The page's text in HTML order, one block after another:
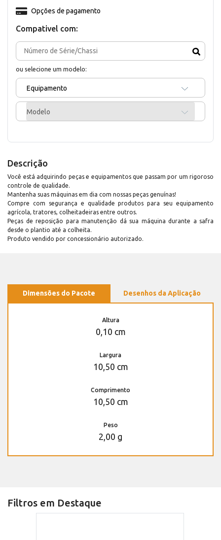
Compativel com:
ou selecione um modelo:
Equipamento
Modelo
Opções de pagamento
Descrição
Você está adquirindo peças e equipamentos que passam por um rigoroso
controle de qualidade.
Mantenha suas máquinas em dia com nossas peças genuínas!
Compre com segurança e qualidade produtos para seu equipamento
agrícola, tratores, colheitadeiras entre outros.
Peças de reposição para manutenção dá sua máquina durante a safra
desde o plantio até a colheita.
Produto vendido por concessionário autorizado.
Dimensões do Pacote Desenhos da Aplicação
Altura
0,10 cm
Largura
10,50 cm
Comprimento
10,50 cm
Peso
2,00 g
Filtros em Destaque